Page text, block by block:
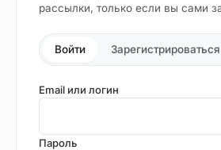
рассылки, только если вы сами
Войти Зарегистрироваться
Email или логин
Пароль